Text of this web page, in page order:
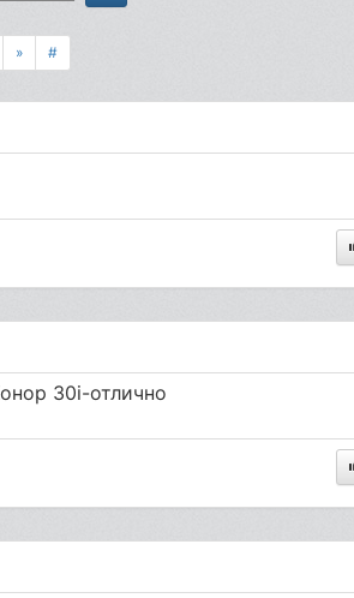
» #
30i-отлично